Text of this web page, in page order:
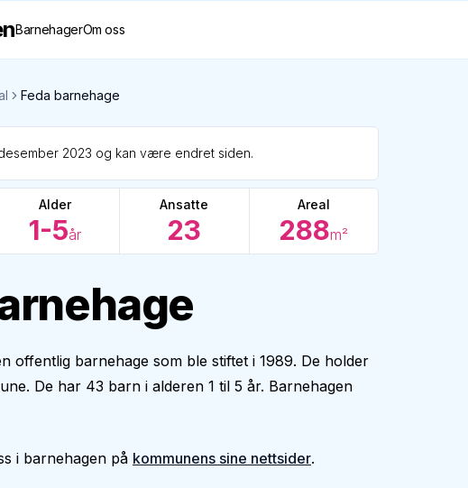
BarnehagerOm oss
Feda barnehage
2023 og kan være endret siden.
Alder
1-5år
Ansatte
23
Areal
288m²
offentlig barnehage som ble stiftet i 1989. De holder
De har 43 barn i alderen 1 til 5 år. Barnehagen
i barnehagen på kommunens sine nettsider.